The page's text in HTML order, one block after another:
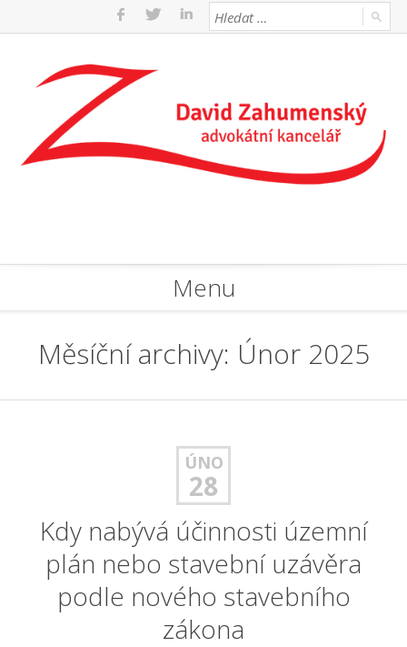
Menu
Měsíční archivy: Únor 2025
ÚNO
28
Kdy nabývá účinnosti územní
plán nebo stavební uzávěra
podle nového stavebního
zákona